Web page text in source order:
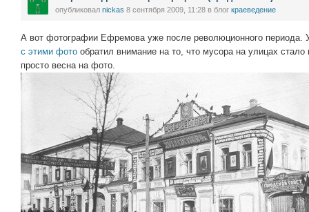
опубликовал nickas 8 сентября 2009, 11:28 в блог краеведение
А вот фотографии Ефремова уже после революционного периода.
с этими фото обратил внимание на то, что мусора на улицах
просто весна на фото.